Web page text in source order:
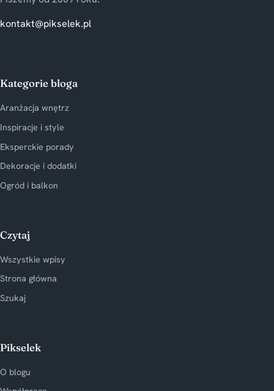
kontakt@pikselek.pl
Kategorie bloga
Aranżacja wnętrz
Inspiracje i style
Eksperckie porady
Dekoracje i dodatki
Ogród i balkon
Czytaj
Wszystkie wpisy
Strona główna
Szukaj
Pikselek
O blogu